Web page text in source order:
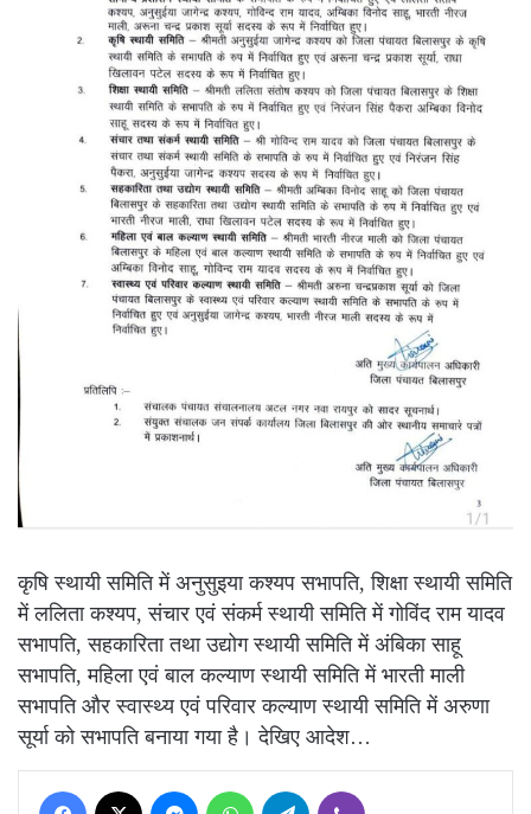
कृषि स्थायी समिति में अनुसुइया कश्यप सभापति, शिक्षा स्थायी समिति
में ललिता कश्यप, संचार एवं संकर्म स्थायी समिति में गोविंद राम यादव
सभापति, सहकारिता तथा उद्योग स्थायी समिति में अंबिका साहू
सभापति, महिला एवं बाल कल्याण स्थायी समिति में भारती माली
सभापति और स्वास्थ्य एवं परिवार कल्याण स्थायी समिति में अरुणा
सूर्या को सभापति बनाया गया है। देखिए आदेश…
Facebook Messenger WhatsApp Telegram